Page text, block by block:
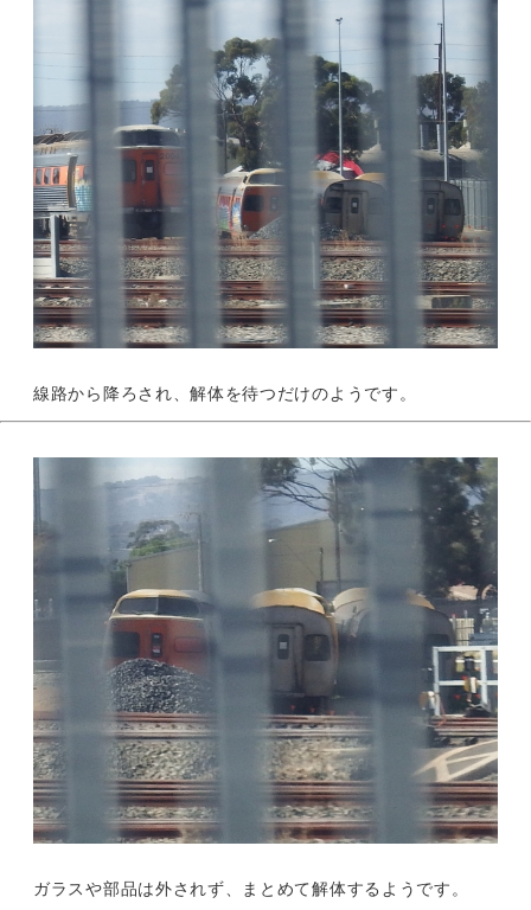
線路から降ろされ、解体を待つだけのようです。
ガラスや部品は外されず、まとめて解体するようです。